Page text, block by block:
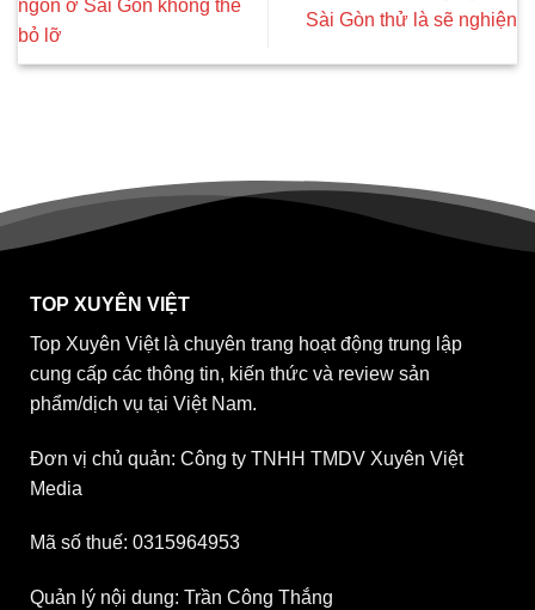
ngon ở Sài Gòn không thể
bỏ lỡ
Sài Gòn thử là sẽ nghiện
TOP XUYÊN VIỆT
Top Xuyên Việt là chuyên trang hoạt động trung lập
cung cấp các thông tin, kiến thức và review sản
phẩm/dịch vụ tại Việt Nam.
Đơn vị chủ quản: Công ty TNHH TMDV Xuyên Việt
Media
Mã số thuế: 0315964953
Quản lý nội dung: Trần Công Thắng